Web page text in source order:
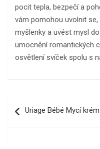
pocit tepla, bezpečí a
vám pomohou uvolnit
myšlenky a uvést mysl
umocnění romantických
osvětlení svíček spolu s
proUriage Bébé Mycí